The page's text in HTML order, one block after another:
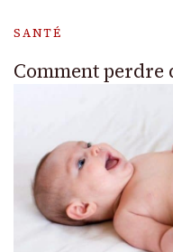
SANTÉ
Comment perdre